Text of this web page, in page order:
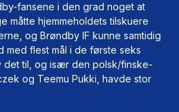
fansene i den grad noget at
måtte hjemmeholdets tilskuere
og Brøndby IF kunne samtidig
flest mål i de første seks
det til, og især den polsk/finske-
og Teemu Pukki, havde stor